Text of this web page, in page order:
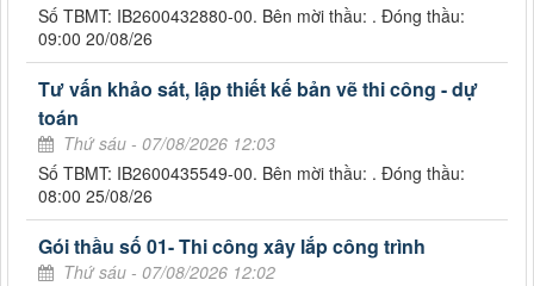
Số TBMT: IB2600432880-00. Bên mời thầu: . Đóng thầu:
09:00 20/08/26
Tư vấn khảo sát, lập thiết kế bản vẽ thi công - dự
toán
Thứ sáu - 07/08/2026 12:03
Số TBMT: IB2600435549-00. Bên mời thầu: . Đóng thầu:
08:00 25/08/26
Gói thầu số 01- Thi công xây lắp công trình
Thứ sáu - 07/08/2026 12:02